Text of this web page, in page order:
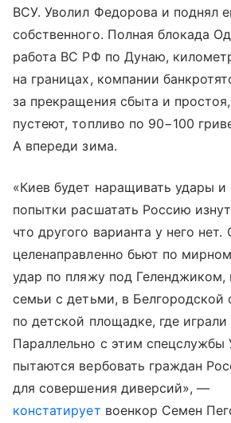
ВСУ. Уволил Федорова и поднял
собственного. Полная блокада
работа ВС РФ по Дунаю,
на границах, компании
за прекращения сбыта и
пустеют, топливо по 90−100
А впереди зима.
«Киев будет наращивать удары
попытки расшатать Россию
что другого варианта у него
целенаправленно бьют по
удар по пляжу под Геленджиком,
семьи с детьми, в Белгородской
по детской площадке, где играли
Параллельно с этим спецслужбы
пытаются вербовать граждан
для совершения диверсий», —
констатирует военкор Семен